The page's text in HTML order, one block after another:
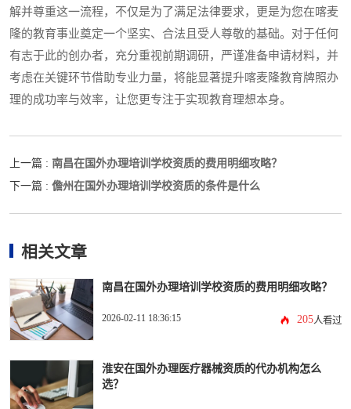
解并尊重这一流程，不仅是为了满足法律要求，更是为您在喀麦
隆的教育事业奠定一个坚实、合法且受人尊敬的基础。对于任何
有志于此的创办者，充分重视前期调研，严谨准备申请材料，并
考虑在关键环节借助专业力量，将能显著提升喀麦隆教育牌照办
理的成功率与效率，让您更专注于实现教育理想本身。
上一篇 : 南昌在国外办理培训学校资质的费用明细攻略？
下一篇 : 儋州在国外办理培训学校资质的条件是什么
相关文章
南昌在国外办理培训学校资质的费用明细攻略？
2026-02-11 18:36:15 205人看过
淮安在国外办理医疗器械资质的代办机构怎么
选？